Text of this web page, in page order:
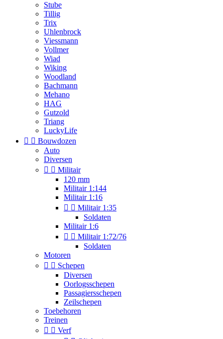
Stube
Tillig
Trix
Uhlenbrock
Viessmann
Vollmer
Wiad
Wiking
Woodland
Bachmann
Mehano
HAG
Gutzold
Triang
LuckyLife
  Bouwdozen
Auto
Diversen
  Militair
120 mm
Militair 1:144
Militair 1:16
  Militair 1:35
Soldaten
Militair 1:6
  Militair 1:72/76
Soldaten
Motoren
  Schepen
Diversen
Oorlogsschepen
Passagiersschepen
Zeilschepen
Toebehoren
Treinen
  Verf